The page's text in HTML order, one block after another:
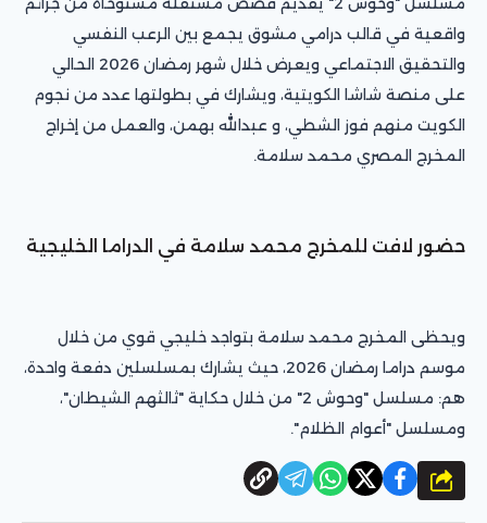
واقعية في قالب درامي مشوق يجمع بين الرعب النفسي
والتحقيق الاجتماعي ويعرض خلال شهر رمضان 2026 الحالي
على منصة شاشا الكويتية، ويشارك في بطولتها عدد من نجوم
الكويت منهم فوز الشطي، و عبدالله بهمن، والعمل من إخراج
المخرج المصري محمد سلامة.
حضور لافت للمخرج محمد سلامة في الدراما الخليجية
ويحظى المخرج محمد سلامة بتواجد خليجي قوي من خلال
موسم دراما رمضان 2026، حيث يشارك بمسلسلين دفعة واحدة،
هم: مسلسل "وحوش 2" من خلال حكاية "ثالثهم الشيطان"،
ومسلسل "أعوام الظلام".
شارك